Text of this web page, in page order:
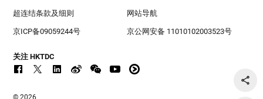
超连结条款及细则 网站导航
京ICP备09059244号 京公网安备 11010102003523号
关注 HKTDC
© 2026